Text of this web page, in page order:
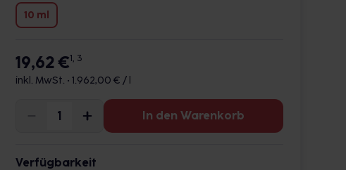
10 ml
19,62 €1, 3
inkl. MwSt. • 1.962,00 € / l
In den Warenkorb
Verfügbarkeit